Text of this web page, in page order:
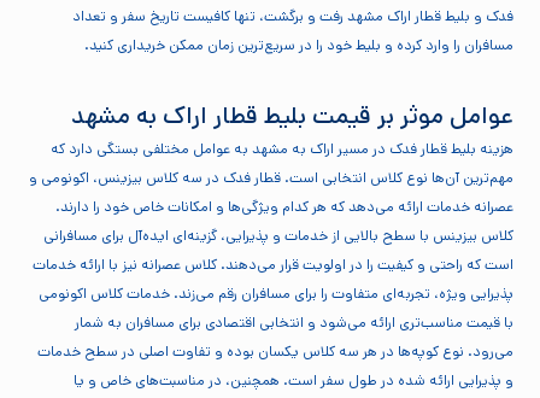
فدک و بلیط قطار اراک مشهد رفت و برگشت، تنها کافیست تاریخ سفر و تعداد
مسافران را وارد کرده و بلیط خود را در سریع‌ترین زمان ممکن خریداری کنید.
عوامل موثر بر قیمت بلیط قطار اراک به مشهد
هزینه بلیط قطار فدک در مسیر اراک به مشهد به عوامل مختلفی بستگی دارد که
مهم‌ترین آن‌ها نوع کلاس انتخابی است. قطار فدک در سه کلاس بیزینس، اکونومی و
عصرانه خدمات ارائه می‌دهد که هر کدام ویژگی‌ها و امکانات خاص خود را دارند.
کلاس بیزینس با سطح بالایی از خدمات و پذیرایی، گزینه‌ای ایده‌آل برای مسافرانی
است که راحتی و کیفیت را در اولویت قرار می‌دهند. کلاس عصرانه نیز با ارائه خدمات
پذیرایی ویژه، تجربه‌ای متفاوت را برای مسافران رقم می‌زند. خدمات کلاس اکونومی
با قیمت مناسب‌تری ارائه می‌شود و انتخابی اقتصادی برای مسافران به شمار
می‌رود. نوع کوپه‌ها در هر سه کلاس یکسان بوده و تفاوت اصلی در سطح خدمات
و پذیرایی ارائه شده در طول سفر است. همچنین، در مناسبت‌های خاص و یا